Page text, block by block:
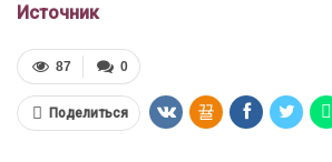
Источник
0
87
Поделиться